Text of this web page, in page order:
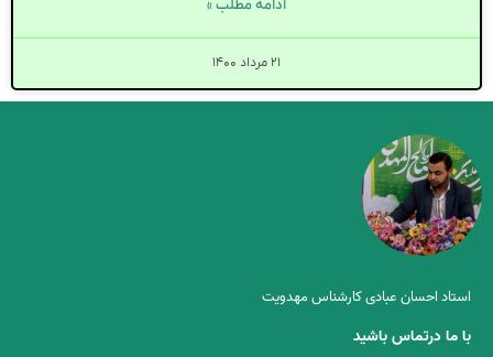
ادامه مطلب »
۲۱ مرداد ۱۴۰۰
استاد احسان عبادی کارشناس مهدویت
با ما درتماس باشید